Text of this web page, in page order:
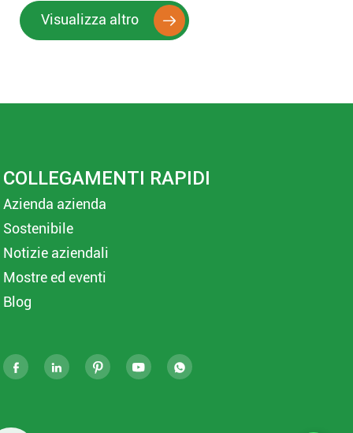
Visualizza altro 
COLLEGAMENTI RAPIDI
Azienda azienda
Sostenibile
Notizie aziendali
Mostre ed eventi
Blog
    